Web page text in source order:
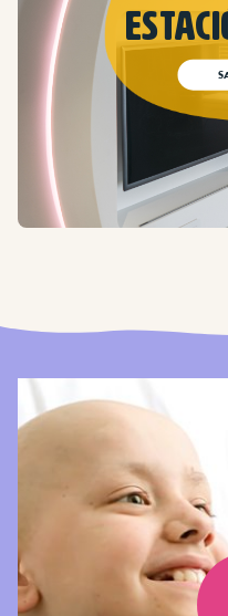
En el